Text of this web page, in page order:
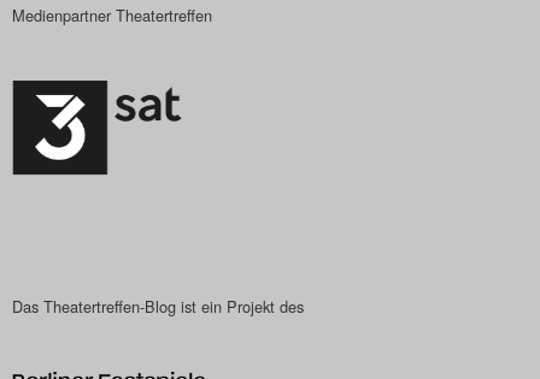
Medienpartner Theatertreffen
Das Theatertreffen-Blog ist ein Projekt des